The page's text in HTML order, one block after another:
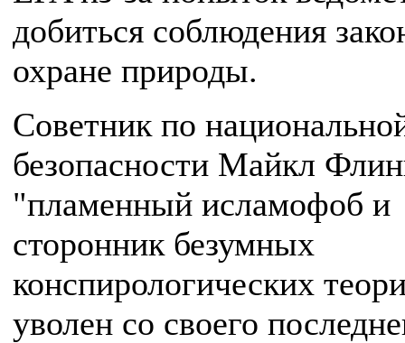
добиться соблюдения
охране природы.
Советник по
безопасности Майкл
"пламенный исламофоб и
сторонник безумных
конспирологических
уволен со своего